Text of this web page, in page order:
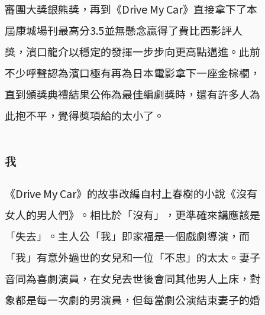
審團大獎銀熊獎，再到《Drive My Car》直接拿下了本
屆康城場刊最高分3.5並無懸念贏得了費比西影評人
獎，濱口龍介以穩定的發揮一步步向更高點邁進。此前
不少呼聲認為濱口極有再為日本電影拿下一座金棕櫚，
直到頒獎典禮結果公佈為最佳編劇獎時，還有許多人為
此抱不平，覺得獎項給的太小了。
我
《Drive My Car》的故事改編自村上春樹的小說《沒有
女人的男人們》。相比於「沒有」，更準確來講應該是
「失去」。主人公「我」即家福是一個戲劇導演，而
「我」有意外過世的女兒和一位「不忠」的太太。妻子
音同為喜劇演員，在女兒去世後會同其他男人上床，對
象都是每一次劇的男演員，但每當劇公演結束妻子的婚